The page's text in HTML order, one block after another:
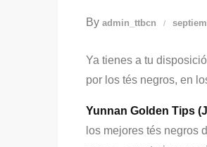
By admin_ttbcn
Ya tienes a tu
por los tés negros, en
Yunnan Golden Tips
los mejores tés negros